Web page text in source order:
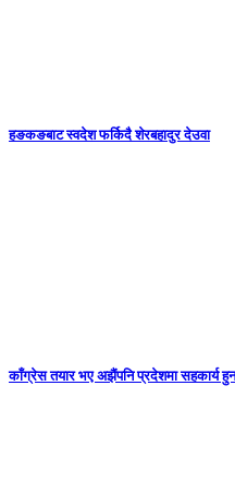
हङकङबाट स्वदेश फर्किदै शेरबहादुर देउवा
काँग्रेस तयार भए अझैंपनि प्रदेशमा सहकार्य